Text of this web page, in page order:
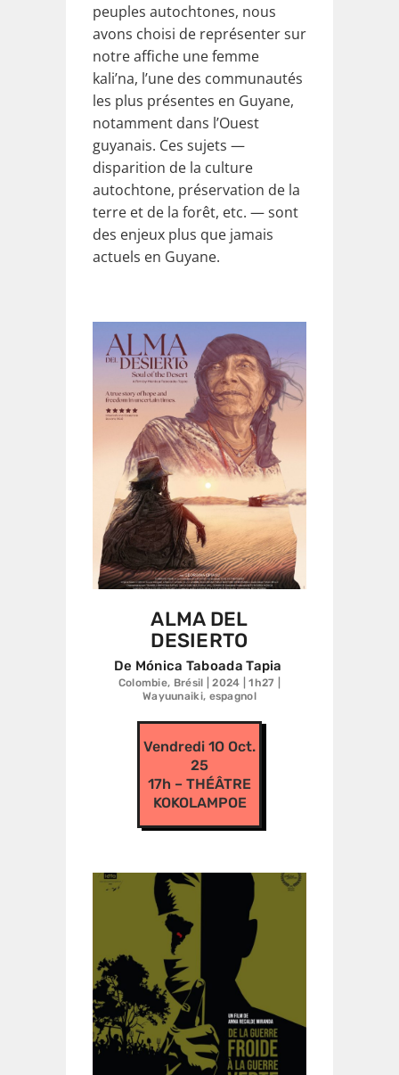
peuples autochtones, nous
avons choisi de représenter sur
notre affiche une femme
kali’na, l’une des communautés
les plus présentes en Guyane,
notamment dans l’Ouest
guyanais. Ces sujets —
disparition de la culture
autochtone, préservation de la
terre et de la forêt, etc. — sont
des enjeux plus que jamais
actuels en Guyane.
ALMA DEL
DESIERTO
De Mónica Taboada Tapia
Colombie, Brésil | 2024 | 1h27 |
Wayuunaiki, espagnol
Vendredi 1O Oct.
25
17h – THÉÂTRE
KOKOLAMPOE